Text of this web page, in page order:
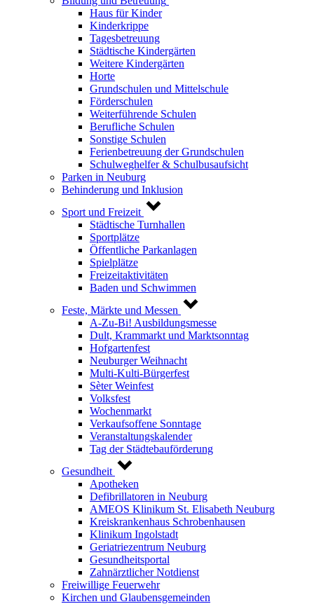
Haus für Kinder
Kinderkrippe
Tagesbetreuung
Städtische Kindergärten
Weitere Kindergärten
Horte
Grundschulen und Mittelschule
Förderschulen
Weiterführende Schulen
Berufliche Schulen
Sonstige Schulen
Ferienbetreuung der Grundschulen
Schulweghelfer & Schulbusaufsicht
Parken in Neuburg
Behinderung und Inklusion
Sport und Freizeit
Städtische Turnhallen
Sportplätze
Öffentliche Parkanlagen
Spielplätze
Freizeitaktivitäten
Baden und Schwimmen
Feste, Märkte und Messen
A-Zu-Bi! Ausbildungsmesse
Dult, Krammarkt und Marktsonntag
Hofgartenfest
Neuburger Weihnacht
Multi-Kulti-Bürgerfest
Sèter Weinfest
Volksfest
Wochenmarkt
Verkaufsoffene Sonntage
Veranstaltungskalender
Tag der Städtebauförderung
Gesundheit
Apotheken
Defibrillatoren in Neuburg
AMEOS Klinikum St. Elisabeth Neuburg
Kreiskrankenhaus Schrobenhausen
Klinikum Ingolstadt
Geriatriezentrum Neuburg
Gesundheitsportal
Zahnärztlicher Notdienst
Freiwillige Feuerwehr
Kirchen und Glaubensgemeinden